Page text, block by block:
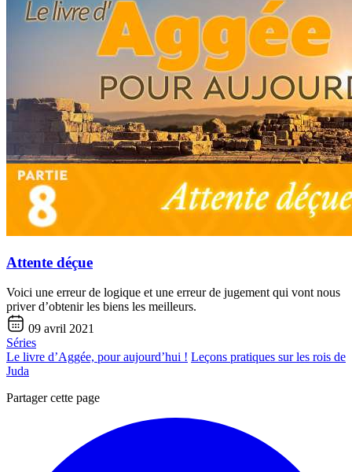
Attente déçue
Voici une erreur de logique et une erreur de jugement qui vont nous
priver d’obtenir les biens les meilleurs.
09 avril 2021
Séries
Le livre d’Aggée, pour aujourd’hui ! Leçons pratiques sur les rois de
Juda
Partager cette page